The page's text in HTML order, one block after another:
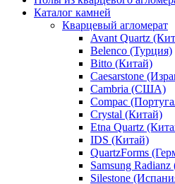
Каталог камней
Кварцевый агломерат
Avant Quartz
Belenco (Турция)
Bitto (Китай)
Caesarstone
Cambria (США)
Compac
Crystal (Китай)
Etna Quartz
IDS (Китай)
QuartzForms
Samsung
Silestone